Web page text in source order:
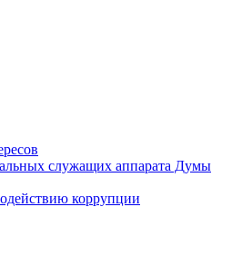
служащих аппарата Думы
коррупции